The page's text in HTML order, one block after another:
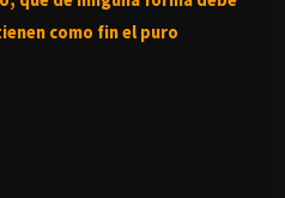
como fin el puro